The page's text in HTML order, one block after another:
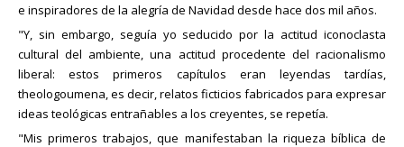
e inspiradores de la alegría de Navidad desde hace dos mil años.
"Y, sin embargo, seguía yo seducido por la actitud iconoclasta
cultural del ambiente, una actitud procedente del racionalismo
liberal: estos primeros capítulos eran leyendas tardías,
theologoumena, es decir, relatos ficticios fabricados para expresar
ideas teológicas entrañables a los creyentes, se repetía.
"Mis primeros trabajos, que manifestaban la riqueza bíblica de